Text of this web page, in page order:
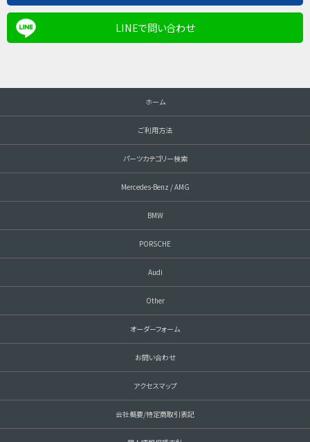
LINEで問い合わせ
ホーム
ご利用方法
パーツカテゴリー検索
Mercedes-Benz / AMG
BMW
PORSCHE
Audi
Other
オーダーフォーム
お問い合わせ
アクセスマップ
会社概要/特定商取引表記